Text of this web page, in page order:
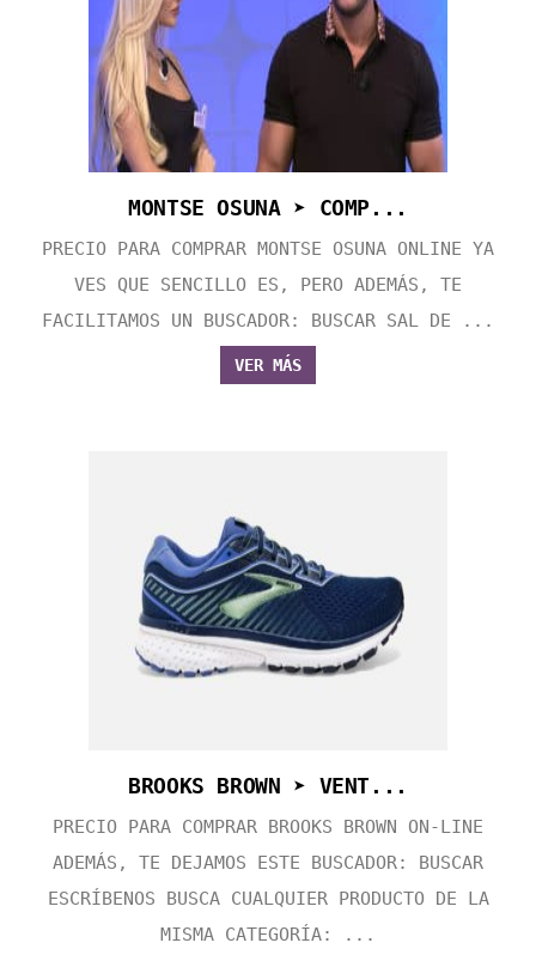
MONTSE OSUNA ➤ COMP...
PRECIO PARA COMPRAR MONTSE OSUNA ONLINE YA
VES QUE SENCILLO ES, PERO ADEMÁS, TE
FACILITAMOS UN BUSCADOR: BUSCAR SAL DE ...
VER MÁS
BROOKS BROWN ➤ VENT...
PRECIO PARA COMPRAR BROOKS BROWN ON-LINE
ADEMÁS, TE DEJAMOS ESTE BUSCADOR: BUSCAR
ESCRÍBENOS BUSCA CUALQUIER PRODUCTO DE LA
MISMA CATEGORÍA: ...